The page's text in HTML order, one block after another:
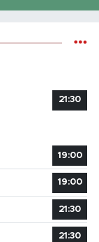
21:30
19:00
19:00
21:30
21:30